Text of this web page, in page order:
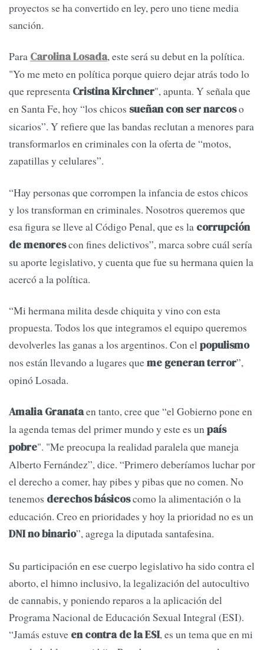
proyectos se ha convertido en ley, pero uno tiene media
sanción.
Para Carolina Losada, este será su debut en la política.
"Yo me meto en política porque quiero dejar atrás todo lo
que representa Cristina Kirchner", apunta. Y señala que
en Santa Fe, hoy “los chicos sueñan con ser narcoso
sicarios”. Y refiere que las bandas reclutan a menores para
transformarlos en criminales con la oferta de “motos,
zapatillas y celulares”.
“Hay personas que corrompen la infancia de estos chicos
y los transforman en criminales. Nosotros queremos que
esa figura se lleve al Código Penal, que es la corrupción
de menorescon fines delictivos”, marca sobre cuál sería
su aporte legislativo, y cuenta que fue su hermana quien la
acercó a la política.
“Mi hermana milita desde chiquita y vino con esta
propuesta. Todos los que integramos el equipo queremos
devolverles las ganas a los argentinos. Con elpopulismo
nos están llevando a lugares queme generan terror”,
opinó Losada.
Amalia Granataen tanto, cree que “el Gobierno pone en
la agenda temas del primer mundo y este es unpaís
pobre". "Me preocupa la realidad paralela que maneja
Alberto Fernández”, dice. “Primero deberíamos luchar por
el derecho a comer, hay pibes y pibas que no comen. No
tenemos derechos básicoscomo la alimentación o la
educación. Creo en prioridades y hoy la prioridad no es un
DNI no binario”, agrega la diputada santafesina.
Su participación en ese cuerpo legislativo ha sido contra el
aborto, el himno inclusivo, la legalización del autocultivo
de cannabis, y poniendo reparos a la aplicación del
Programa Nacional de Educación Sexual Integral (ESI).
“Jamás estuve en contra de la ESI, es un tema que en mi